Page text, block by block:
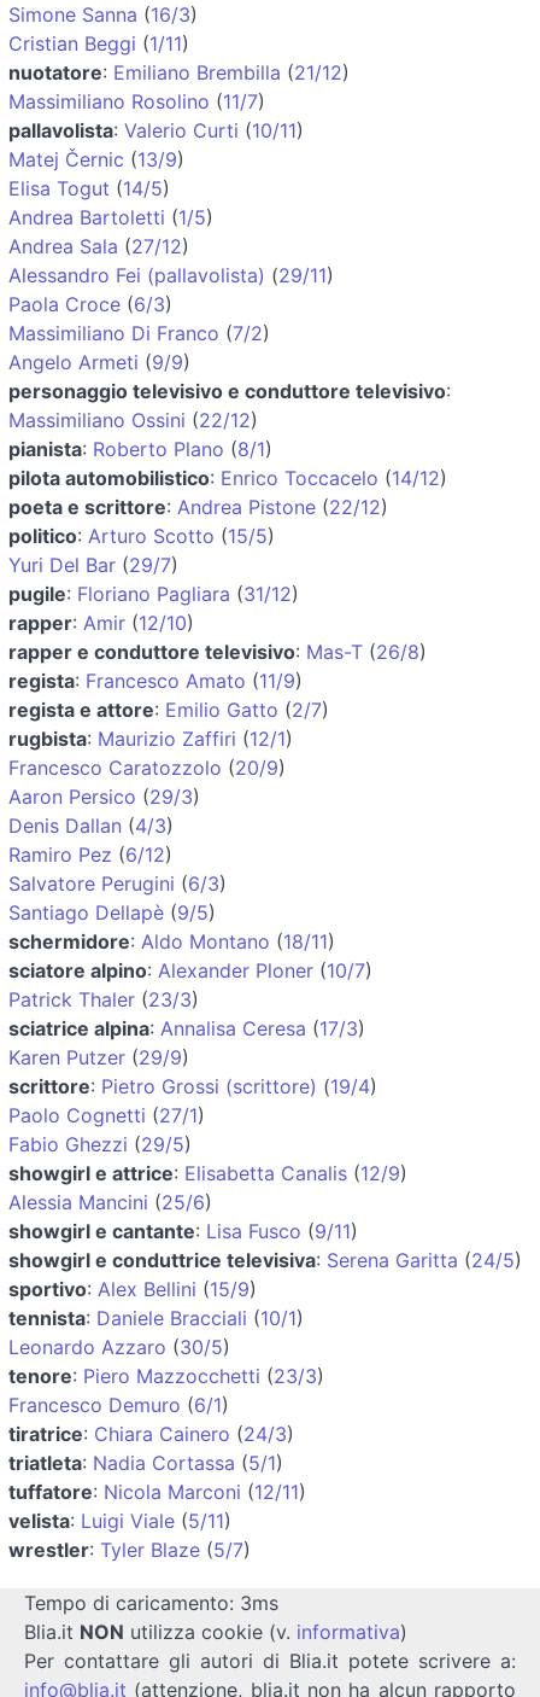
Simone Sanna (16/3)
Cristian Beggi (1/11)
nuotatore: Emiliano Brembilla (21/12)
Massimiliano Rosolino (11/7)
pallavolista: Valerio Curti (10/11)
Matej Černic (13/9)
Elisa Togut (14/5)
Andrea Bartoletti (1/5)
Andrea Sala (27/12)
Alessandro Fei (pallavolista) (29/11)
Paola Croce (6/3)
Massimiliano Di Franco (7/2)
Angelo Armeti (9/9)
personaggio televisivo e conduttore televisivo:
Massimiliano Ossini (22/12)
pianista: Roberto Plano (8/1)
pilota automobilistico: Enrico Toccacelo (14/12)
poeta e scrittore: Andrea Pistone (22/12)
politico: Arturo Scotto (15/5)
Yuri Del Bar (29/7)
pugile: Floriano Pagliara (31/12)
rapper: Amir (12/10)
rapper e conduttore televisivo: Mas-T (26/8)
regista: Francesco Amato (11/9)
regista e attore: Emilio Gatto (2/7)
rugbista: Maurizio Zaffiri (12/1)
Francesco Caratozzolo (20/9)
Aaron Persico (29/3)
Denis Dallan (4/3)
Ramiro Pez (6/12)
Salvatore Perugini (6/3)
Santiago Dellapè (9/5)
schermidore: Aldo Montano (18/11)
sciatore alpino: Alexander Ploner (10/7)
Patrick Thaler (23/3)
sciatrice alpina: Annalisa Ceresa (17/3)
Karen Putzer (29/9)
scrittore: Pietro Grossi (scrittore) (19/4)
Paolo Cognetti (27/1)
Fabio Ghezzi (29/5)
showgirl e attrice: Elisabetta Canalis (12/9)
Alessia Mancini (25/6)
showgirl e cantante: Lisa Fusco (9/11)
showgirl e conduttrice televisiva: Serena Garitta (24/5)
sportivo: Alex Bellini (15/9)
tennista: Daniele Bracciali (10/1)
Leonardo Azzaro (30/5)
tenore: Piero Mazzocchetti (23/3)
Francesco Demuro (6/1)
tiratrice: Chiara Cainero (24/3)
triatleta: Nadia Cortassa (5/1)
tuffatore: Nicola Marconi (12/11)
velista: Luigi Viale (5/11)
wrestler: Tyler Blaze (5/7)
Tempo di caricamento: 3ms
Blia.it NON utilizza cookie (v. informativa)
Per contattare gli autori di Blia.it potete scrivere a:
info@blia.it (attenzione, blia.it non ha alcun rapporto